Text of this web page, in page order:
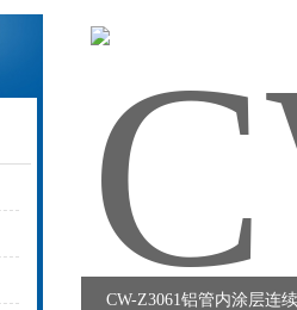
CW-Z3061铝管内涂层连